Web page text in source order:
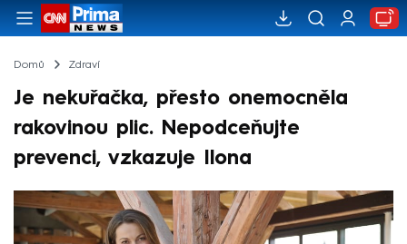
Domů Zdraví
Je nekuřačka, přesto onemocněla
rakovinou plic. Nepodceňujte
prevenci, vzkazuje Ilona